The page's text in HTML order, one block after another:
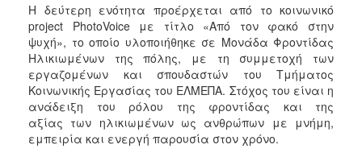
Η δεύτερη ενότητα προέρχεται από το κοινωνικό
project PhotoVoice με τίτλο «Από τον φακό στην
ψυχή», το οποίο υλοποιήθηκε σε Μονάδα Φροντίδας
Ηλικιωμένων της πόλης, με τη συμμετοχή των
εργαζομένων και σπουδαστών του Τμήματος
Κοινωνικής Εργασίας του ΕΛΜΕΠΑ. Στόχος του είναι η
ανάδειξη του ρόλου της φροντίδας και της
αξίας των ηλικιωμένων ως ανθρώπων με μνήμη,
εμπειρία και ενεργή παρουσία στον χρόνο.